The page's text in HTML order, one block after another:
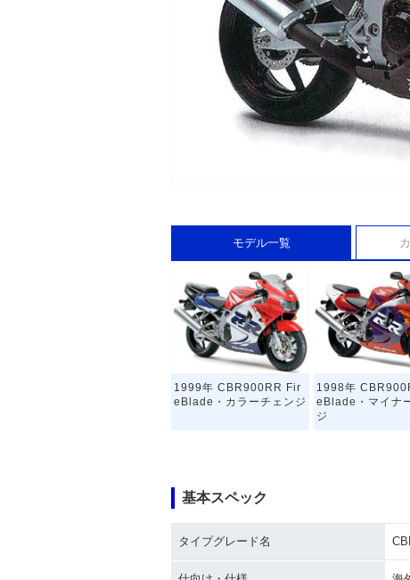
モデル一覧
1999年 CBR900RR Fir
eBlade・カラーチェンジ
1998年
eBlade・マイナ
ジ
eBlade・カラーチェンジ
eBlade・新登場
基本スペック
タイプグレード名